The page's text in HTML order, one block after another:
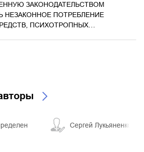
ЗАКОНОДАТЕЛЬСТВОМ
НЕЗАКОННОЕ ПОТРЕБЛЕНИЕ
ПСИХОТРОПНЫХ…
Сергей Лукьяненко